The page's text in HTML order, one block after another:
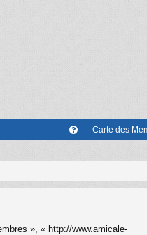
Carte des
», « http://www.amicale-